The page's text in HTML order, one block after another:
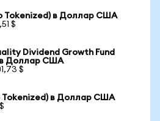
Tokenized) в Доллар США
$
Dividend Growth Fund
в Доллар США
$
Tokenized) в Доллар США